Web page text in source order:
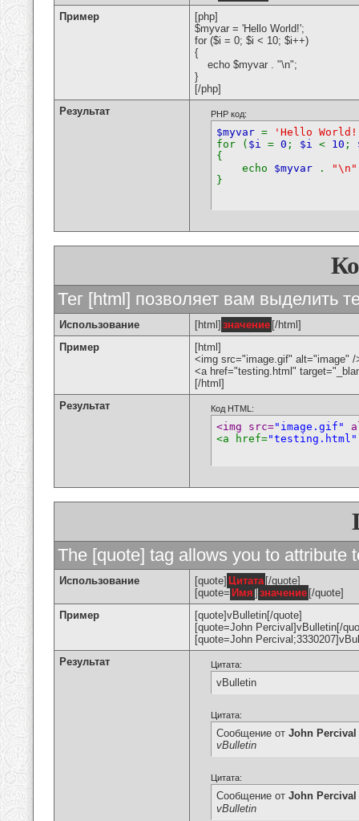
Пример
[php]
$myvar = 'Hello World!';
for ($i = 0; $i < 10; $i++)
{
echo $myvar . "\n";
}
[/php]
Результат
PHP код:
$myvar =
'Hello
for ( $i = 0 ; $i < 10 ;
{
echo $myvar . "\n"
}
Тег [html] позволяет вам выделить
Использование [html] значение [/html]
Пример
[html]
<img src="image.gif" alt="image" /
<a href="testing.html"
[/html]
Результат
Код HTML:
<img src="image.gif"
<a href="testing.html"
The [quote] tag allows you to attribute
Использование [quote] Цитата [/quote]
[quote= Имя ] значение [/quote]
Пример
[quote]vBulletin[/quote]
[quote=John Percival]vBulletin[/
[quote=John
Результат
Цитата:
vBulletin
Цитата:
Сообщение от John Percival
vBulletin
Цитата:
Сообщение от John Percival
vBulletin